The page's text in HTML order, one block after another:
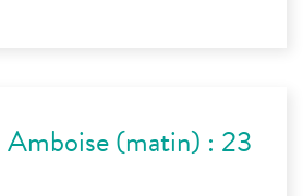
(matin) : 23